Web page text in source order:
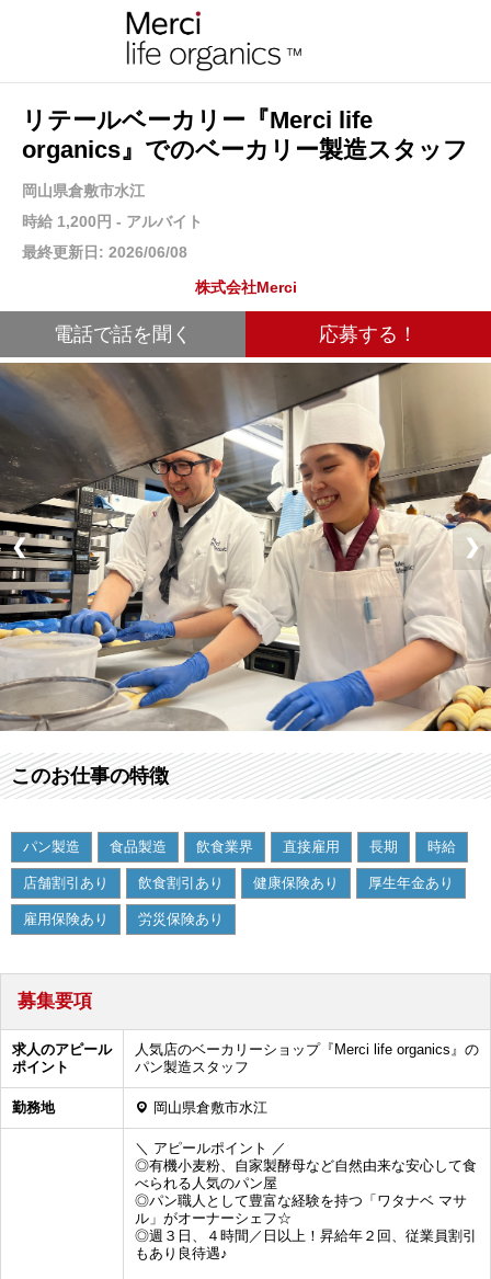
リテールベーカリー『Merci life
organics』でのベーカリー製造スタッフ
岡山県倉敷市水江
時給 1,200円 - アルバイト
最終更新日: 2026/06/08
株式会社Merci
電話で話を聞く 応募する！
❮ ❯
このお仕事の特徴
パン製造 食品製造 飲食業界 直接雇用 長期 時給
店舗割引あり 飲食割引あり 健康保険あり 厚生年金あり
雇用保険あり 労災保険あり
募集要項
求人のアピール
ポイント
人気店のベーカリーショップ『Merci life organics』の
パン製造スタッフ
勤務地 岡山県倉敷市水江
＼ アピールポイント ／
◎有機小麦粉、自家製酵母など自然由来な安心して食
べられる人気のパン屋
◎パン職人として豊富な経験を持つ「ワタナベ マサ
ル」がオーナーシェフ☆
◎週３日、４時間／日以上！昇給年２回、従業員割引
もあり良待遇♪